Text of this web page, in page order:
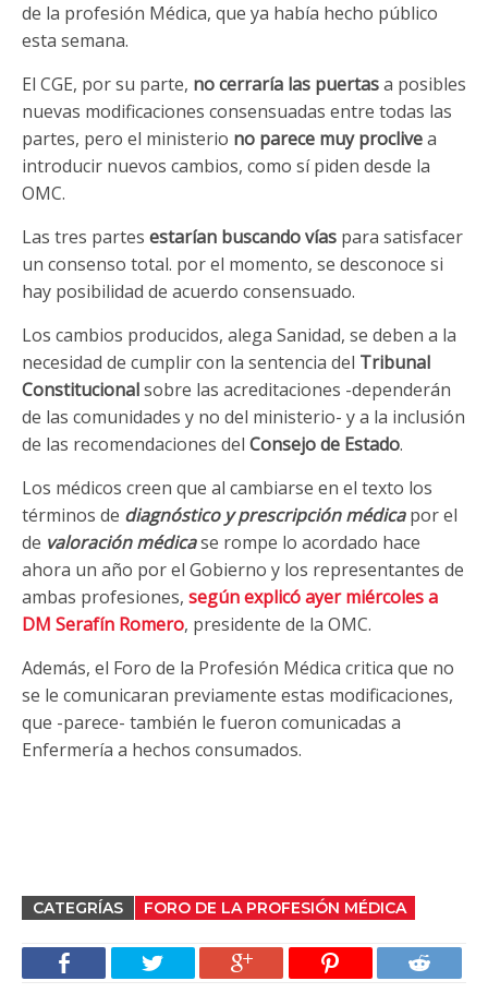
de la profesión Médica, que ya había hecho público
esta semana.
El CGE, por su parte, no cerraría las puertasa posibles
nuevas modificaciones consensuadas entre todas las
partes, pero el ministerio no parece muy proclivea
introducir nuevos cambios, como sí piden desde la
OMC.
Las tres partes estarían buscando vías para satisfacer
un consenso total. por el momento, se desconoce si
hay posibilidad de acuerdo consensuado.
Los cambios producidos, alega Sanidad, se deben a la
necesidad de cumplir con la sentencia del Tribunal
Constitucionalsobre las acreditaciones -dependerán
de las comunidades y no del ministerio- y a la inclusión
de las recomendaciones del Consejo de Estado.
Los médicos creen que al cambiarse en el texto los
términos de diagnóstico y prescripción médicapor el
de valoración médicase rompe lo acordado hace
ahora un año por el Gobierno y los representantes de
ambas profesiones, según explicó ayer miércoles a
DM Serafín Romero, presidente de la OMC.
Además, el Foro de la Profesión Médica critica que no
se le comunicaran previamente estas modificaciones,
que -parece- también le fueron comunicadas a
Enfermería a hechos consumados.
CATEGRÍAS FORO DE LA PROFESIÓN MÉDICA